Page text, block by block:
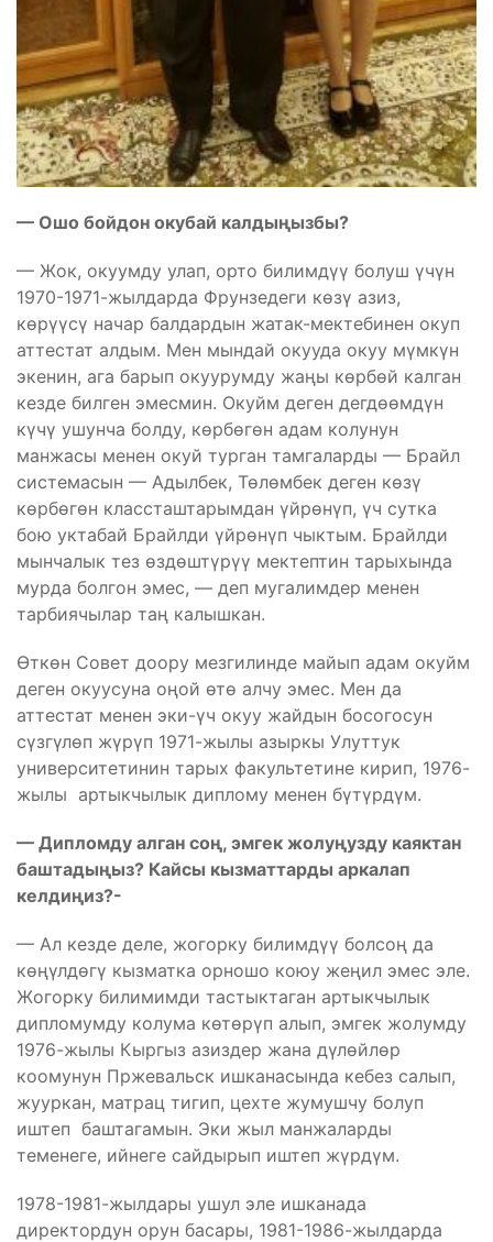
— Ошо бойдон окубай калдыңызбы?
— Жок, окуумду улап, орто билимдүү болуш үчүн
1970-1971-жылдарда Фрунзедеги көзү азиз,
көрүүсү начар балдардын жатак-мектебинен окуп
аттестат алдым. Мен мындай окууда окуу мүмкүн
экенин, ага барып окуурумду жаңы көрбөй калган
кезде билген эмесмин. Окуйм деген дегдөөмдүн
күчү ушунча болду, көрбөгөн адам колунун
манжасы менен окуй турган тамгаларды — Брайл
системасын — Адылбек, Төлөмбек деген көзү
көрбөгөн классташтарымдан үйрөнүп, үч сутка
бою уктабай Брайлди үйрөнүп чыктым. Брайлди
мынчалык тез өздөштүрүү мектептин тарыхында
мурда болгон эмес, — деп мугалимдер менен
тарбиячылар таң калышкан.
Өткөн Совет доору мезгилинде майып адам окуйм
деген окуусуна оңой өтө алчу эмес. Мен да
аттестат менен эки-үч окуу жайдын босогосун
сүзгүлөп жүрүп 1971-жылы азыркы Улуттук
университетинин тарых факультетине кирип, 1976-
жылы артыкчылык диплому менен бүтүрдүм.
— Дипломду алган соң, эмгек жолуңузду каяктан
баштадыңыз? Кайсы кызматтарды аркалап
келдиңиз?-
— Ал кезде деле, жогорку билимдүү болсоң да
көңүлдөгү кызматка орношо коюу жеңил эмес эле.
Жогорку билимимди тастыктаган артыкчылык
дипломумду колума көтөрүп алып, эмгек жолумду
1976-жылы Кыргыз азиздер жана дүлөйлөр
коомунун Пржевальск ишканасында кебез салып,
жууркан, матрац тигип, цехте жумушчу болуп
иштеп баштагамын. Эки жыл манжаларды
теменеге, ийнеге сайдырып иштеп жүрдүм.
1978-1981-жылдары ушул эле ишканада
директордун орун басары, 1981-1986-жылдарда